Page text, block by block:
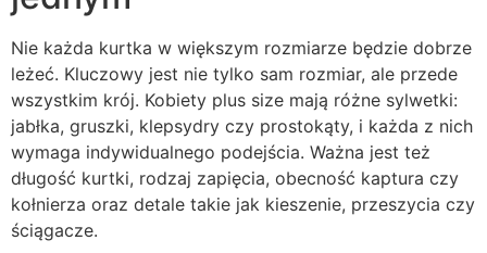
Nie każda kurtka w większym rozmiarze będzie dobrze
leżeć. Kluczowy jest nie tylko sam rozmiar, ale przede
wszystkim krój. Kobiety plus size mają różne sylwetki:
jabłka, gruszki, klepsydry czy prostokąty, i każda z nich
wymaga indywidualnego podejścia. Ważna jest też
długość kurtki, rodzaj zapięcia, obecność kaptura czy
kołnierza oraz detale takie jak kieszenie, przeszycia czy
ściągacze.